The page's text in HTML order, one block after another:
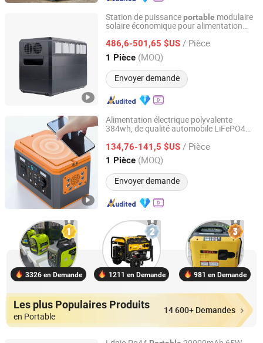
Station de puissanceportable modulaire
solaire économique pour alimentation
486,6-501,65 $US / Pièce
1 Pièce (MOQ)
Envoyer demande
Ningbo GLGW New Energy Co., Ltd
Zhejiang, China Depuis 2025
Alimentation électrique polyvalente
384wh, de qualité automobile LiFePO4
avec sorties multiples (AC/DC/USB/Sans
fil)
134,76-141,5 $US / Pièce
1 Pièce (MOQ)
Envoyer demande
Ningbo GLGW New Energy Co., Ltd
Zhejiang, China Depuis 2025
3326 en Demande 1211 en Demande 981 en Demande
Les plus Populaires Produits
en Portable
14 600+ Demandes